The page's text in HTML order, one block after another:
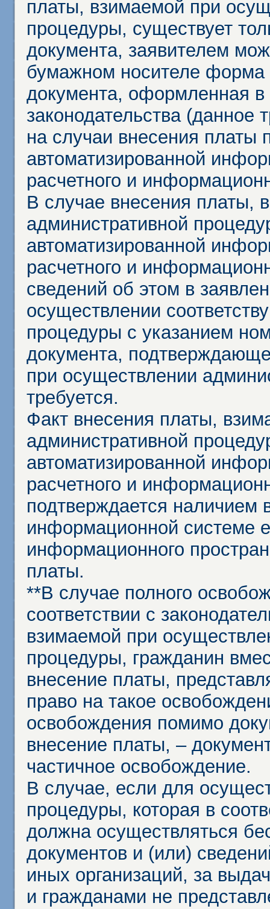
платы, взимаемой при
процедуры, существует
документа, заявителем
бумажном носителе форма
документа, оформленная в
законодательства (данное
на случаи внесения платы
автоматизированной
расчетного и
В случае внесения платы,
административной
автоматизированной
расчетного и
сведений об этом в
осуществлении
процедуры с указанием
документа,
при осуществлении
требуется.
Факт внесения платы,
административной
автоматизированной
расчетного и
подтверждается наличием
информационной системе
информационного
платы.
**В случае полного
соответствии с
взимаемой при
процедуры, гражданин
внесение платы,
право на такое
освобождения помимо
внесение платы, –
частичное освобождение.
В случае, если для
процедуры, которая в
должна осуществляться
документов и (или)
иных организаций, за
и гражданами не